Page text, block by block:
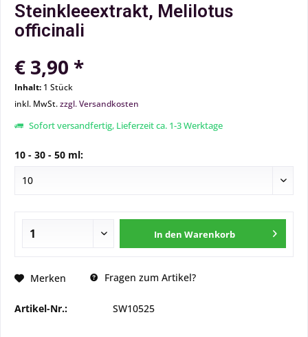
Steinkleeextrakt, Melilotus
officinali
€ 3,90 *
Inhalt: 1 Stück
inkl. MwSt.zzgl. Versandkosten
Sofort versandfertig, Lieferzeit ca. 1-3 Werktage
10 - 30 - 50 ml:
In den Warenkorb
Merken Fragen zum Artikel?
Artikel-Nr.: SW10525